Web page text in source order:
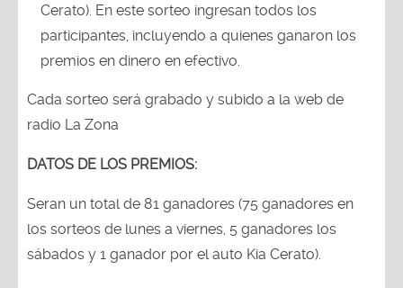
Cerato). En este sorteo ingresan todos los
participantes, incluyendo a quienes ganaron los
premios en dinero en efectivo.
Cada sorteo será grabado y subido a la web de
radio La Zona
DATOS DE LOS PREMIOS:
Seran un total de 81 ganadores (75 ganadores en
los sorteos de lunes a viernes, 5 ganadores los
sábados y 1 ganador por el auto Kia Cerato).